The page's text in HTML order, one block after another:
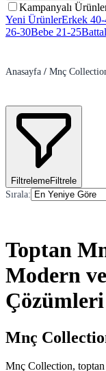
Kampanyalı
Yeni ÜrünlerErkek
26-30Bebe 21-25
Anasayfa / Mnç
FiltrelemeFiltrele
Sırala:
Toptan
Modern
Çözümleri
Mnç
Mnç Collection, toptan